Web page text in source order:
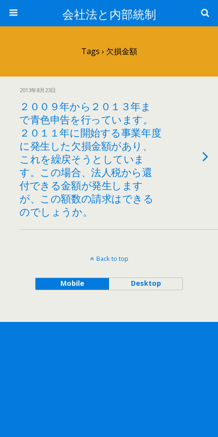
会社法と内部統制
Tags › 欠損金額
2013年8月23日
２００９年から２０１３年ま
で青色申告を行っています。
２０１１年に開始する事業年度
に発生した欠損金額があり、
これを繰戻そうとしていま
す。この場合、法人税から還
付できる金額が発生します
が、この額数の請求はできる
のでしょうか。
Back to top
Mobile Desktop